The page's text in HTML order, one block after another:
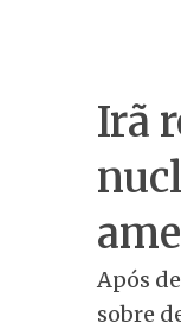
Irã
Após
sobre